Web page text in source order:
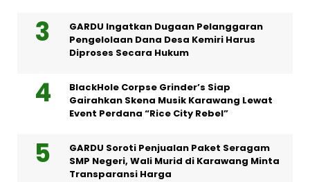
GARDU Ingatkan Dugaan Pelanggaran
Pengelolaan Dana Desa Kemiri Harus
Diproses Secara Hukum
BlackHole Corpse Grinder’s Siap
Gairahkan Skena Musik Karawang Lewat
Event Perdana “Rice City Rebel”
GARDU Soroti Penjualan Paket Seragam
SMP Negeri, Wali Murid di Karawang Minta
Transparansi Harga